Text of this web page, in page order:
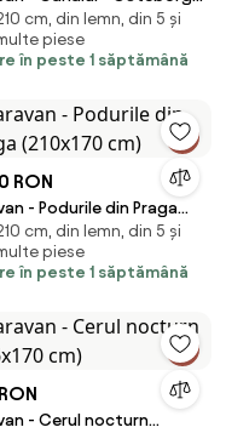
cm)
cm, din lemn, din 5 și
piese
în peste 1 săptămână
RON
- Podurile din Praga
cm)
cm, din lemn, din 5 și
piese
în peste 1 săptămână
- Cerul nocturn